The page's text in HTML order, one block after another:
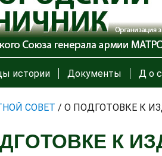
истории Документы Д о с
СОВЕТ / О ПОДГОТОВКЕ К
К